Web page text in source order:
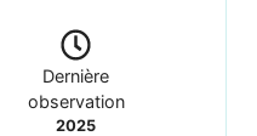
Dernière
observation
2025